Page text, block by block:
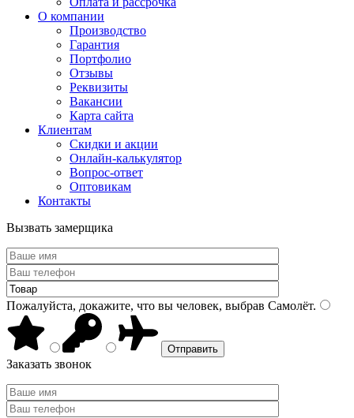
О компании
Производство
Гарантия
Портфолио
Отзывы
Реквизиты
Вакансии
Карта сайта
Клиентам
Скидки и акции
Онлайн-калькулятор
Вопрос-ответ
Оптовикам
Контакты
Вызвать замерщика
Пожалуйста, докажите, что вы человек, выбрав Самолёт.
Заказать звонок